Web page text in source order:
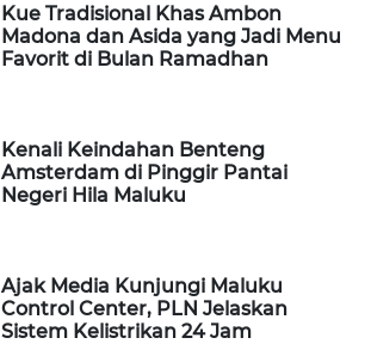
Kue Tradisional Khas Ambon
Madona dan Asida yang Jadi Menu
Favorit di Bulan Ramadhan
Kenali Keindahan Benteng
Amsterdam di Pinggir Pantai
Negeri Hila Maluku
Ajak Media Kunjungi Maluku
Control Center, PLN Jelaskan
Sistem Kelistrikan 24 Jam